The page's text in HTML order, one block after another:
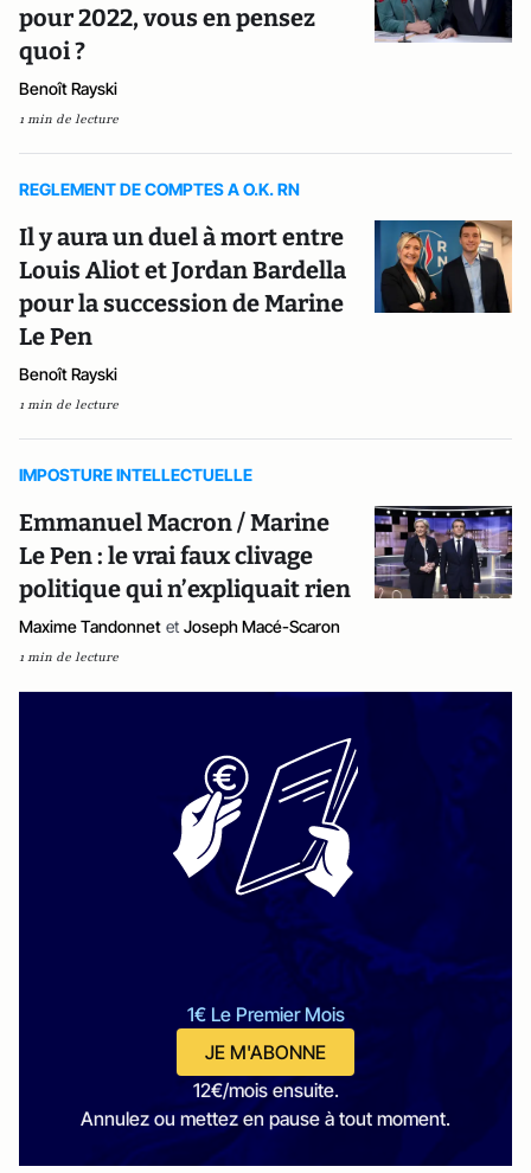
pour 2022, vous en pensez
quoi ?
Benoît Rayski
1 min de lecture
REGLEMENT DE COMPTES A O.K. RN
Il y aura un duel à mort entre
Louis Aliot et Jordan Bardella
pour la succession de Marine
Le Pen
Benoît Rayski
1 min de lecture
IMPOSTURE INTELLECTUELLE
Emmanuel Macron / Marine
Le Pen : le vrai faux clivage
politique qui n’expliquait rien
Maxime Tandonnet et Joseph Macé-Scaron
1 min de lecture
1€ Le Premier Mois
JE M'ABONNE
12€/mois ensuite.
Annulez ou mettez en pause à tout moment.